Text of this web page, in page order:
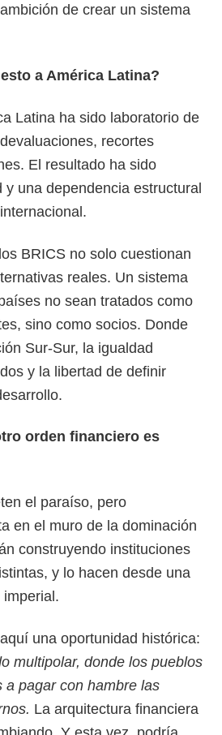
de crear un sistema
a América Latina?
Latina ha sido laboratorio de
recortes
El resultado ha sido
y una dependencia estructural
BRICS no solo cuestionan
reales. Un sistema
no sean tratados como
sino como socios. Donde
Sur-Sur, la igualdad
y la libertad de definir
orden financiero es
el paraíso, pero
en el muro de la dominación
construyendo instituciones
y lo hacen desde una
imperial.
una oportunidad histórica:
multipolar, donde los pueblos
a pagar con hambre las
La arquitectura financiera